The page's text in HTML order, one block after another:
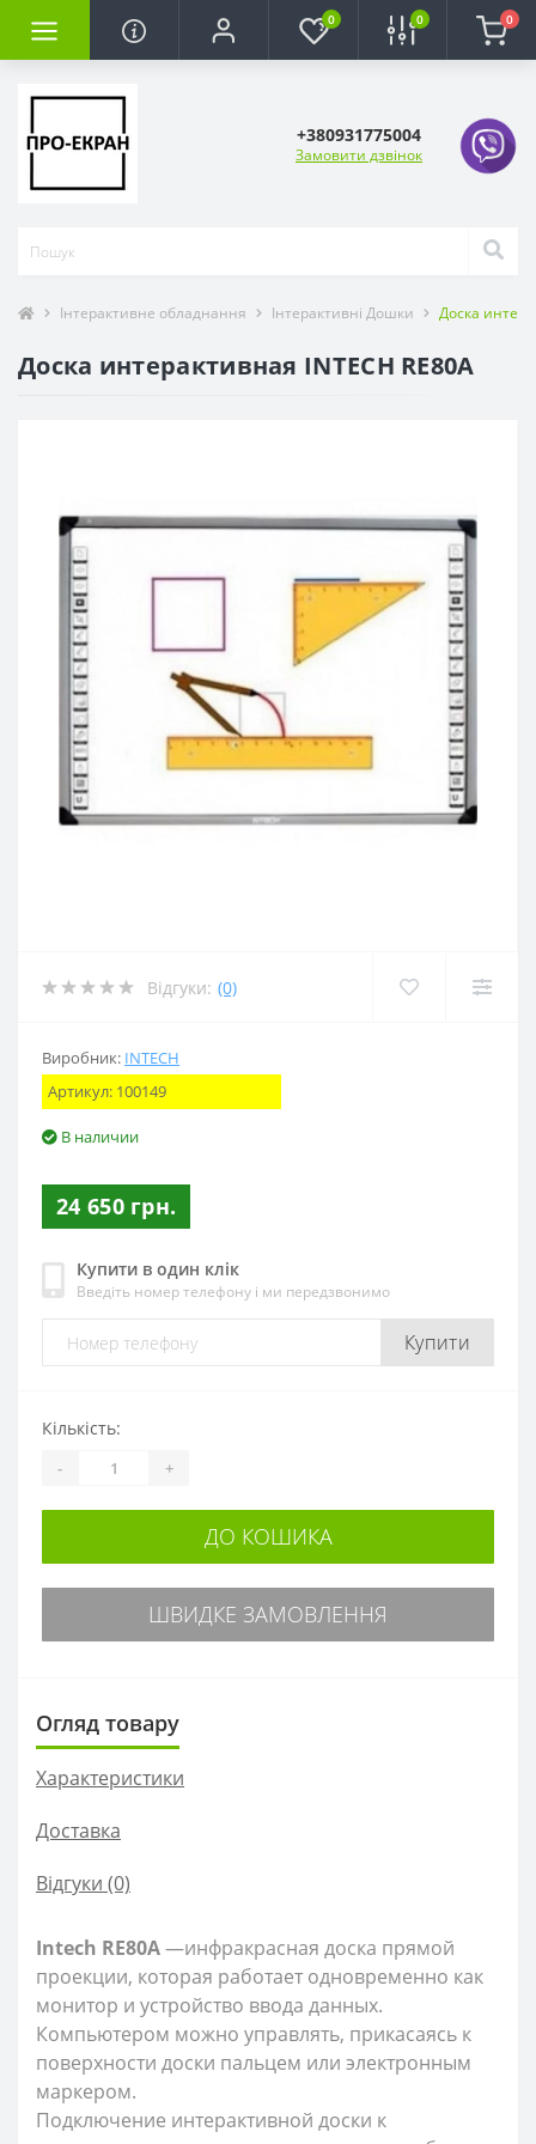
0 0 0
+380931775004
Замовити дзвінок
Інтерактивне обладнання Інтерактивні Дошки Доска
Доска интерактивная INTECH RE80A
Відгуки: (0)
Виробник: INTECH
Артикул: 100149
В наличии
24 650 грн.
Купити в один клік
Введіть номер телефону і ми передзвонимо
Купити
Кількість:
- +
ДО КОШИКА
ШВИДКЕ ЗАМОВЛЕННЯ
Огляд товару
Характеристики
Доставка
Відгуки (0)
Intech RE80A—инфракрасная доска прямой
проекции, которая работает одновременно как
монитор и устройство ввода данных.
Компьютером можно управлять, прикасаясь к
поверхности доски пальцем или электронным
маркером.
Подключение интерактивной доски к